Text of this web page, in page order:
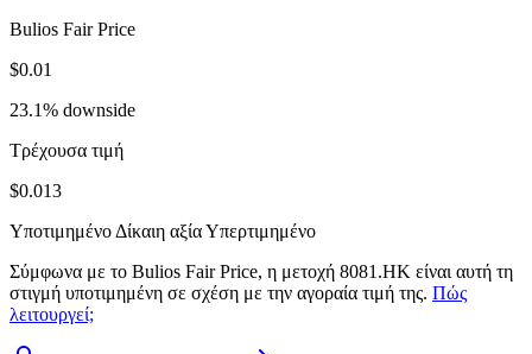
Bulios Fair Price
$0.01
23.1% downside
Τρέχουσα τιμή
$0.013
Υποτιμημένο Δίκαιη αξίαΥπερτιμημένο
Σύμφωνα με το Bulios Fair Price, η μετοχή 8081.HK είναι αυτή τη
στιγμή υποτιμημένη σε σχέση με την αγοραία τιμή της. Πώς
λειτουργεί;